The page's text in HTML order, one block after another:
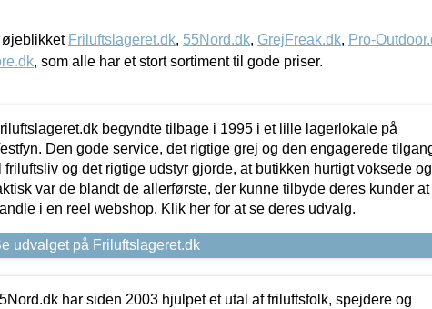
øjeblikket Friluftslageret.dk, 55Nord.dk, GrejFreak.dk, Pro-
, som alle har et stort sortiment til gode priser.
begyndte tilbage i 1995 i et lille lagerlokale på
Den gode service, det rigtige grej og den engagerede
friluftsliv og det rigtige udstyr gjorde, at butikken hurtigt voksede og
var de blandt de allerførste, der kunne tilbyde deres kunder at
i en reel webshop. Klik her for at se deres udvalg.
udvalget på Friluftslageret.dk
har siden 2003 hjulpet et utal af friluftsfolk, spejdere og